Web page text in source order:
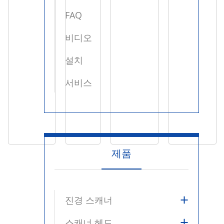
FAQ
비디오
설치
서비스
제품
진경 스캐너 +